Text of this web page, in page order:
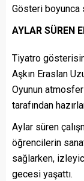
Gösteri boyunca
AYLAR SÜREN
Tiyatro
Aşkın Eraslan
Oyunun
tarafından
Aylar süren
öğrencilerin
sağlarken,
gecesi yaşattı.